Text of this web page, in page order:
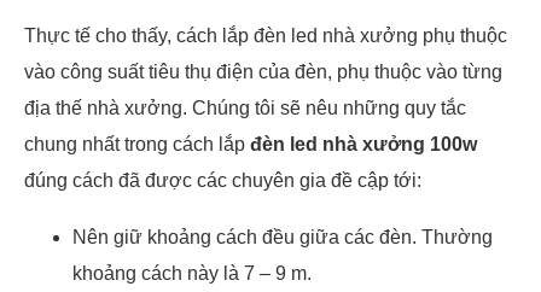
Thực tế cho thấy, cách lắp đèn led nhà xưởng phụ thuộc
vào công suất tiêu thụ điện của đèn, phụ thuộc vào từng
địa thế nhà xưởng. Chúng tôi sẽ nêu những quy tắc
chung nhất trong cách lắp đèn led nhà xưởng 100w
đúng cách đã được các chuyên gia đề cập tới:
Nên giữ khoảng cách đều giữa các đèn. Thường
khoảng cách này là 7 – 9 m.